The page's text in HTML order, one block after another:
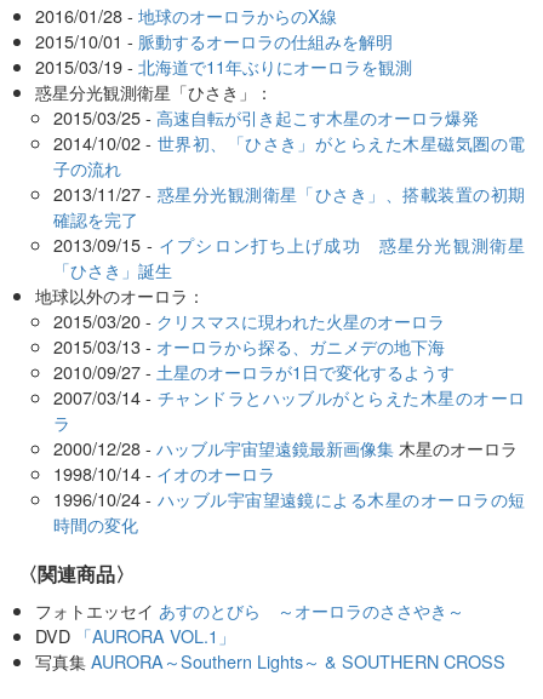
2016/01/28 -地球のオーロラからのX線
2015/10/01 - 脈動するオーロラの仕組みを解明
2015/03/19 -北海道で11年ぶりにオーロラを観測
惑星分光観測衛星「ひさき」：
2015/03/25 - 高速自転が引き起こす木星のオーロラ爆発
2014/10/02 - 世界初、「ひさき」がとらえた木星磁気圏の電
子の流れ
2013/11/27 - 惑星分光観測衛星「ひさき」、搭載装置の初期
確認を完了
2013/09/15 - イプシロン打ち上げ成功 惑星分光観測衛星
「ひさき」誕生
地球以外のオーロラ：
2015/03/20 - クリスマスに現われた火星のオーロラ
2015/03/13 - オーロラから探る、ガニメデの地下海
2010/09/27 - 土星のオーロラが1日で変化するようす
2007/03/14 - チャンドラとハッブルがとらえた木星のオーロ
ラ
2000/12/28 - ハッブル宇宙望遠鏡最新画像集木星のオーロラ
1998/10/14 - イオのオーロラ
1996/10/24 - ハッブル宇宙望遠鏡による木星のオーロラの短
時間の変化
〈関連商品〉
フォトエッセイ あすのとびら ～オーロラのささやき～
DVD 「AURORA VOL.1」
写真集AURORA～Southern Lights～ & SOUTHERN CROSS